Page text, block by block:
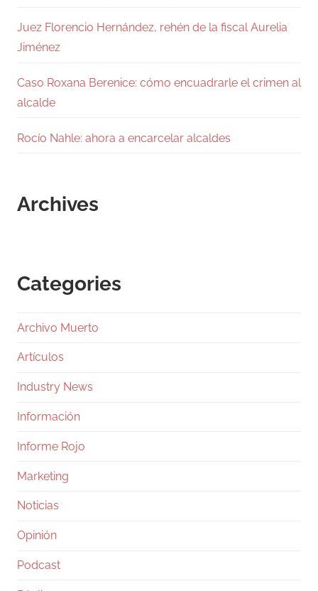
Juez Florencio Hernández, rehén de la fiscal Aurelia
Jiménez
Caso Roxana Berenice: cómo encuadrarle el crimen al
alcalde
Rocío Nahle: ahora a encarcelar alcaldes
Archives
Categories
Archivo Muerto
Artículos
Industry News
Información
Informe Rojo
Marketing
Noticias
Opinión
Podcast